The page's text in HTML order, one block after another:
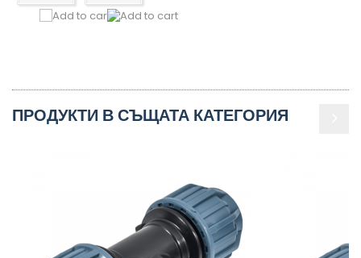
ПРОДУКТИ В СЪЩАТА КАТЕГОРИЯ